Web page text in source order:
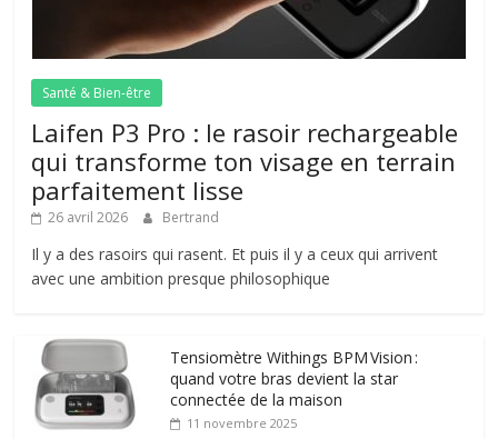
Santé & Bien-être
Laifen P3 Pro : le rasoir rechargeable
qui transforme ton visage en terrain
parfaitement lisse
26 avril 2026 Bertrand
Il y a des rasoirs qui rasent. Et puis il y a ceux qui arrivent
avec une ambition presque philosophique
Tensiomètre Withings BPM Vision :
quand votre bras devient la star
connectée de la maison
11 novembre 2025